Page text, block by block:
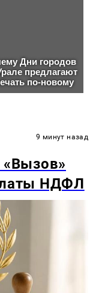
9 минут назад
НДФЛ